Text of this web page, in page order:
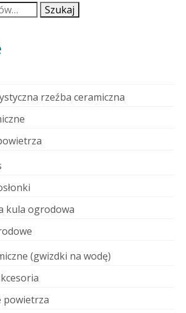
Szukaj
rzeźba ceramiczna
kula ogrodowa
(gwizdki na wodę)
powietrza